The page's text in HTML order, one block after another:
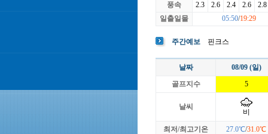
풍속
2.3 2.6 2.4 2.6
2.8
일출일몰
05:50/19:29
주간예보 핀크스
날짜
08/09 (일)
골프지수
5
날씨
비
최저/최고기온 27.0℃/31.0℃